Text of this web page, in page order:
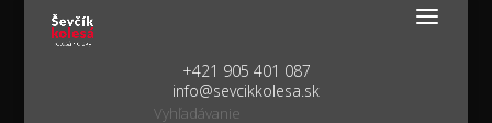
+421 905 401 087
info@sevcikkolesa.sk